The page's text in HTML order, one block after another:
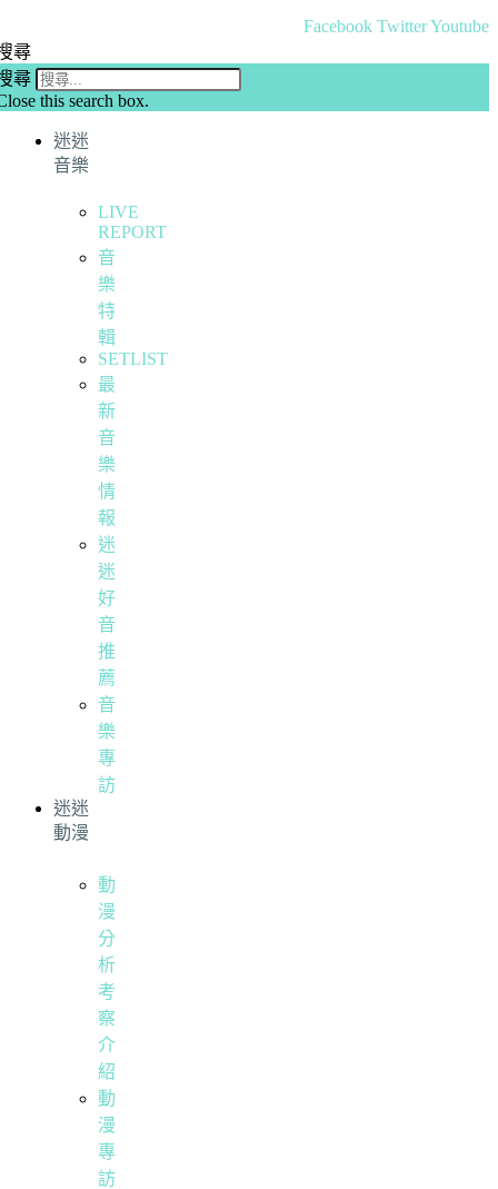
Facebook TwitterYoutube
尋
尋
this search box.
迷迷
音樂
LIVE
REPORT
音
樂
特
輯
SETLIST
最
新
音
樂
情
報
迷
迷
好
音
推
薦
音
樂
專
訪
迷迷
動漫
動
漫
分
析
考
察
介
紹
動
漫
專
訪